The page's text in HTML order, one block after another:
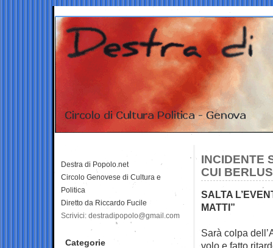
INCIDENTE
CUI
SALTA
MATTI”
Sarà colpa
volo e fatto
Destra di Popolo.net
Circolo Genovese di Cultura e
Politica
Diretto da Riccardo Fucile
Scrivici: destradipopolo@gmail.com
Categorie